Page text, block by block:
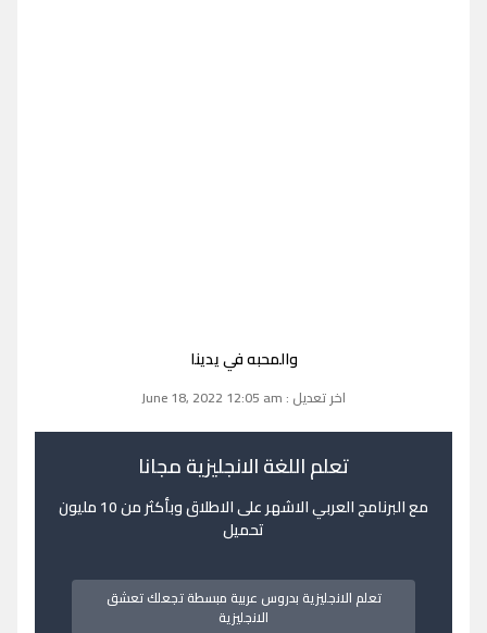
والمحبه في يدينا
اخر تعديل : June 18, 2022 12:05 am
تعلم اللغة الانجليزية مجانا
مع البرنامج العربي الاشهر على الاطلاق وبأكثر من 10 مليون
تحميل
تعلم الانجليزية بدروس عربية مبسطة تجعلك تعشق
الانجليزية